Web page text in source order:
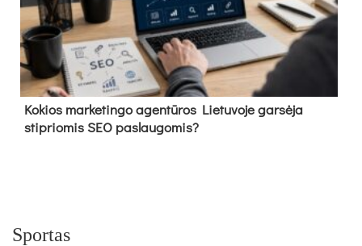
Kokios marketingo agentūros Lietuvoje garsėja
stipriomis SEO paslaugomis?
Sportas